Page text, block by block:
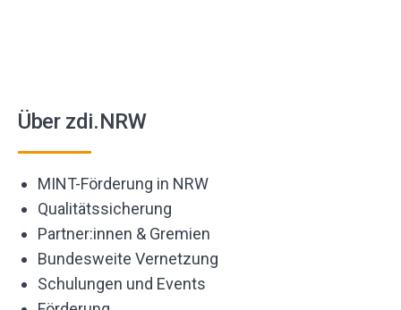
Über zdi.NRW
MINT-Förderung in NRW
Qualitätssicherung
Partner:innen & Gremien
Bundesweite Vernetzung
Schulungen und Events